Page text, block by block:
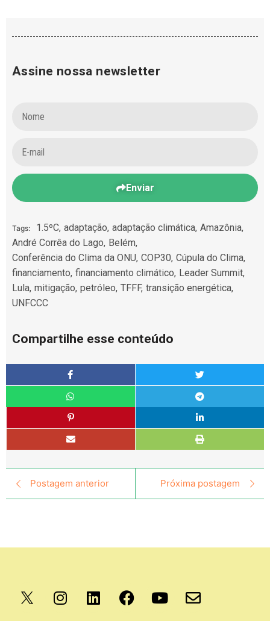
Assine nossa newsletter
Enviar
Tags: 1.5ºC, adaptação, adaptação climática, Amazônia,
André Corrêa do Lago, Belém,
Conferência do Clima da ONU, COP30, Cúpula do Clima,
financiamento, financiamento climático, Leader Summit,
Lula, mitigação, petróleo, TFFF, transição energética,
UNFCCC
Compartilhe esse conteúdo
Postagem anterior Próxima postagem